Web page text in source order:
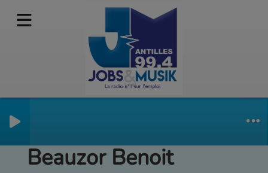
Beauzor Benoit